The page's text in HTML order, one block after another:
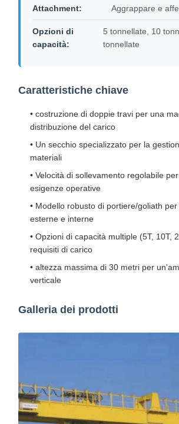
Attrezzatura di trasporto
Dispositivi di sollevamento
Attachment: Aggrappare e
Opzioni di
capacità:
5 tonnellate, 10
tonnellate
Caratteristiche chiave
• costruzione di doppie travi per una
distribuzione del carico
• Un secchio specializzato per la
materiali
• Velocità di sollevamento regolabile
esigenze operative
• Modello robusto di portiere/goliath
esterne e interne
• Opzioni di capacità multiple (5T, 10T,
requisiti di carico
• altezza massima di 30 metri per
verticale
Galleria dei prodotti